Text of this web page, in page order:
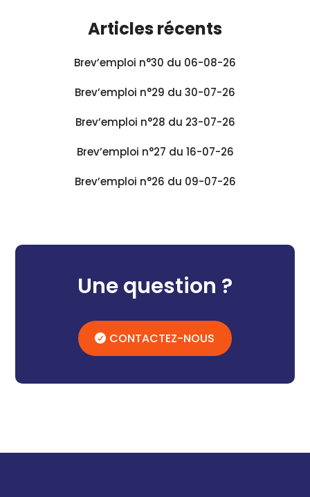
Articles récents
Brev’emploi n°30 du 06-08-26
Brev’emploi n°29 du 30-07-26
Brev’emploi n°28 du 23-07-26
Brev’emploi n°27 du 16-07-26
Brev’emploi n°26 du 09-07-26
Une question ?
CONTACTEZ-NOUS